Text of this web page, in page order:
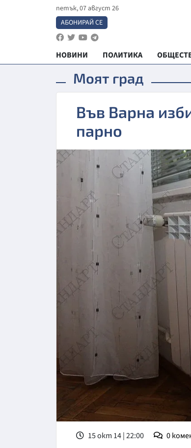
петък, 07 август 26
АБОНИРАЙ СЕ
НОВИНИ ПОЛИТИКА
Моят град
Във Варна
парно
15 окт 14 | 22:00 0